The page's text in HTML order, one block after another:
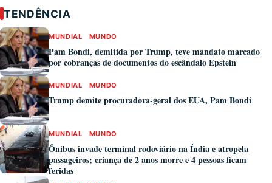
TENDÊNCIA
MUNDIAL MUNDO
Pam Bondi, demitida por Trump, teve mandato marcado
por cobranças de documentos do escândalo Epstein
MUNDIAL MUNDO
Trump demite procuradora-geral dos EUA, Pam Bondi
MUNDIAL MUNDO
Ônibus invade terminal rodoviário na Índia e atropela
passageiros; criança de 2 anos morre e 4 pessoas ficam
feridas